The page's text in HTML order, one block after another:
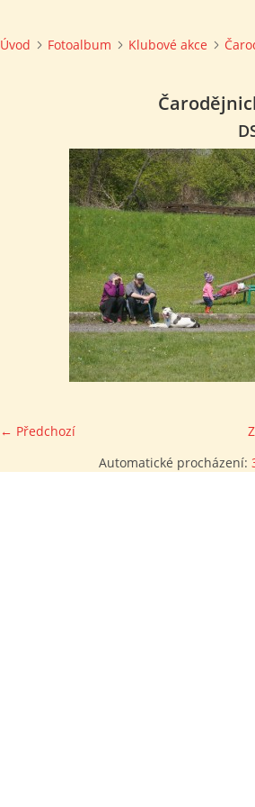
Úvod Fotoalbum Klubové akce
← Předchozí
Automatické procházení: